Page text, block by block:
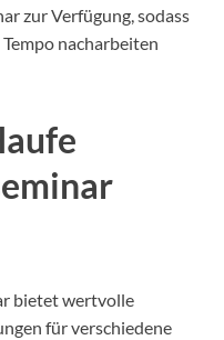
zur Verfügung, sodass
nacharbeiten
bietet wertvolle
für verschiedene